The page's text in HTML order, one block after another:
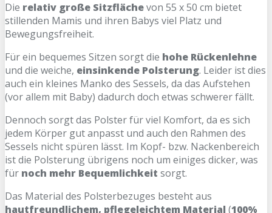
Die relativ große Sitzflächevon 55 x 50 cm bietet
stillenden Mamis und ihren Babys viel Platz und
Bewegungsfreiheit.
Für ein bequemes Sitzen sorgt die hohe Rückenlehne
und die weiche, einsinkende Polsterung. Leider ist dies
auch ein kleines Manko des Sessels, da das Aufstehen
(vor allem mit Baby) dadurch doch etwas schwerer fällt.
Dennoch sorgt das Polster für viel Komfort, da es sich
jedem Körper gut anpasst und auch den Rahmen des
Sessels nicht spüren lässt. Im Kopf- bzw. Nackenbereich
ist die Polsterung übrigens noch um einiges dicker, was
für noch mehr Bequemlichkeit sorgt.
Das Material des Polsterbezuges besteht aus
hautfreundlichem, pflegeleichtem Material (100%